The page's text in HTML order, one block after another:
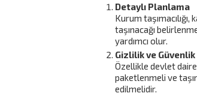
Detaylı Planlama
Kurum
taşınacağı
yardımcı olur.
Gizlilik ve Güvenlik
Özellikle devlet
paketlenmeli ve
edilmelidir.